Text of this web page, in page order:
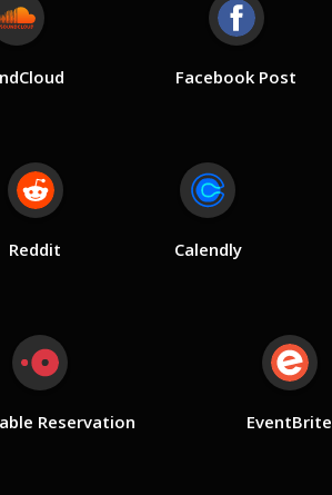
Facebook Post
Reddit Calendly
Reservation EventBrite